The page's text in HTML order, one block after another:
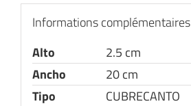
Informations complémentaires
Alto
2.5 cm
Ancho
20 cm
Tipo
CUBRECANTO